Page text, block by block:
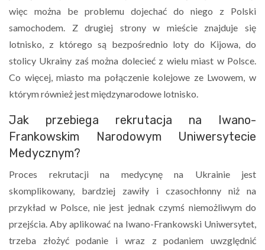
więc można be problemu dojechać do niego z Polski
samochodem. Z drugiej strony w mieście znajduje się
lotnisko, z którego są bezpośrednio loty do Kijowa, do
stolicy Ukrainy zaś można dolecieć z wielu miast w Polsce.
Co więcej, miasto ma połączenie kolejowe ze Lwowem, w
którym również jest międzynarodowe lotnisko.
Jak przebiega rekrutacja na Iwano-
Frankowskim Narodowym Uniwersytecie
Medycznym?
Proces rekrutacji na medycynę na Ukrainie jest
skomplikowany, bardziej zawiły i czasochłonny niż na
przykład w Polsce, nie jest jednak czymś niemożliwym do
przejścia. Aby aplikować na Iwano-Frankowski Uniwersytet,
trzeba złożyć podanie i wraz z podaniem uwzględnić